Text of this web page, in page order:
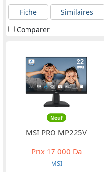
Fiche
Similaires
Comparer
Neuf
MSI PRO MP225V
Prix17 000 Da
MSI